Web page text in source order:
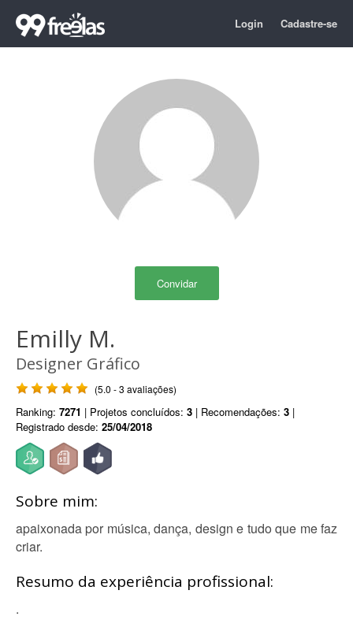
Login Cadastre-se
Convidar
Emilly M.
Designer Gráfico
(5.0 - 3 avaliações)
Ranking: 7271 | Projetos concluídos: 3 | Recomendações: 3 |
Registrado desde: 25/04/2018
Sobre mim:
apaixonada por música, dança, design e tudo que me faz
criar.
Resumo da experiência profissional:
.